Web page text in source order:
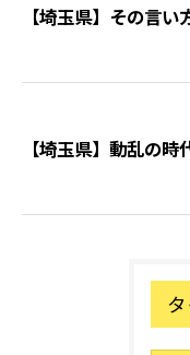
【埼玉県】その言
【埼玉県】動乱の時